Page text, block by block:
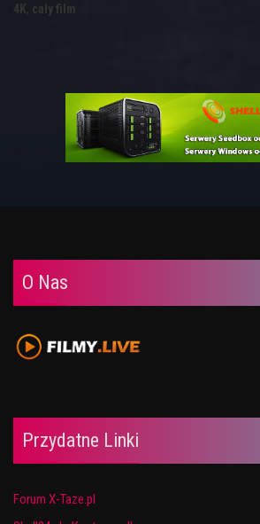
4K, cały film
O Nas
Przydatne Linki
Forum X-Taze.pl